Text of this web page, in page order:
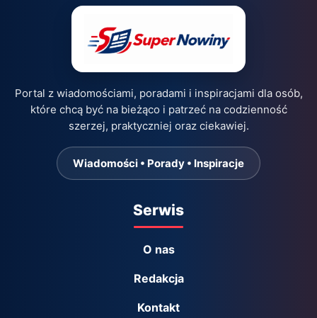
Portal z wiadomościami, poradami i inspiracjami dla osób,
które chcą być na bieżąco i patrzeć na codzienność
szerzej, praktyczniej oraz ciekawiej.
Wiadomości • Porady • Inspiracje
Serwis
O nas
Redakcja
Kontakt